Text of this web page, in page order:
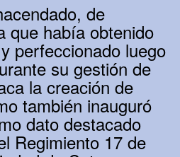
de
que había obtenido
perfeccionado luego
su gestión de
la creación de
también inauguró
dato destacado
Regimiento 17 de